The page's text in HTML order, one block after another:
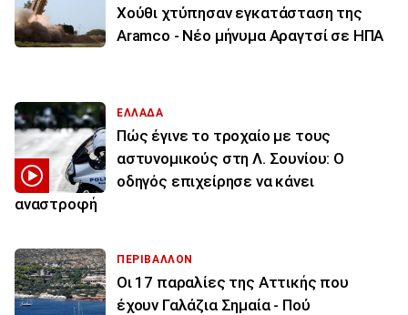
Χούθι χτύπησαν εγκατάσταση της
Aramco - Νέο μήνυμα Αραγτσί σε ΗΠΑ
ΕΛΛΑΔΑ
Πώς έγινε το τροχαίο με τους
αστυνομικούς στη Λ. Σουνίου: Ο
οδηγός επιχείρησε να κάνει
αναστροφή
ΠΕΡΙΒΑΛΛΟΝ
Οι 17 παραλίες της Αττικής που
έχουν Γαλάζια Σημαία - Πού